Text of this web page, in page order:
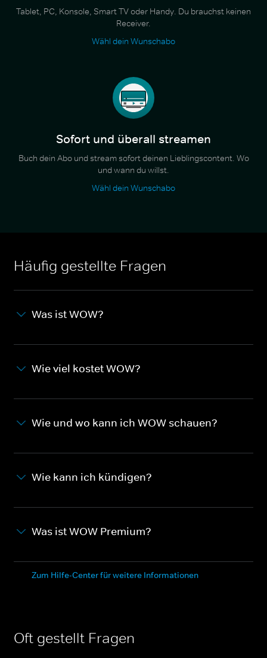
Tablet, PC, Konsole, Smart TV oder Handy. Du brauchst keinen
Receiver.
Wähl dein Wunschabo
Sofort und überall streamen
Buch dein Abo und stream sofort deinen Lieblingscontent. Wo
und wann du willst.
Wähl dein Wunschabo
Häufig gestellte Fragen
Was ist WOW?
Wie viel kostet WOW?
Wie und wo kann ich WOW schauen?
Wie kann ich kündigen?
Was ist WOW Premium?
Zum Hilfe-Center für weitere Informationen
Oft gestellt Fragen